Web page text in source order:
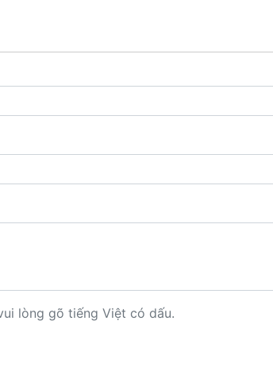
lòng gõ tiếng Việt có dấu.